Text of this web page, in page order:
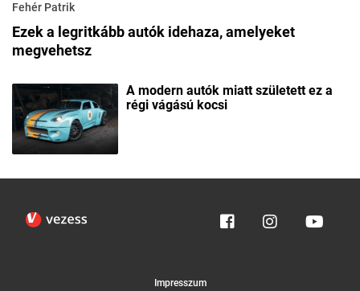
Fehér Patrik
Ezek a legritkább autók idehaza, amelyeket
megvehetsz
A modern autók miatt született ez a
régi vágású kocsi
Impresszum